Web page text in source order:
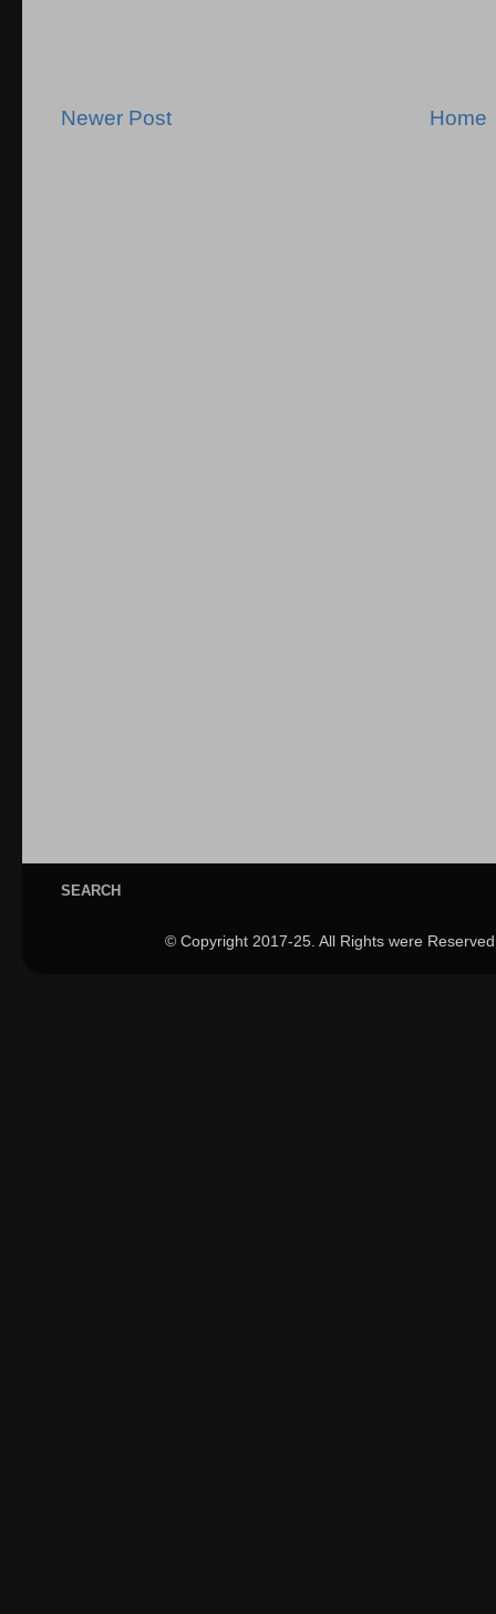
Newer Post Home
SEARCH
© Copyright 2017-25. All Rights were